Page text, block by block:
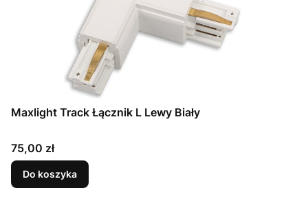
Maxlight Track Łącznik L Lewy Biały
Cena
75,00 zł
Do koszyka